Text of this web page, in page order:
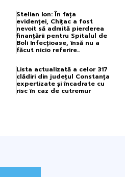
Stelian Ion: În fața
evidenței, Chițac a fost
nevoit să admită pierderea
finanțării pentru Spitalul de
Boli Infecțioase, însă nu a
făcut nicio referire...
Lista actualizată a celor 317
clădiri din județul Constanța
expertizate și încadrate cu
risc în caz de cutremur